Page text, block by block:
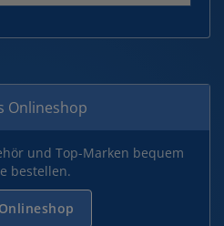
Onlineshop
und Top-Marken bequem
bestellen.